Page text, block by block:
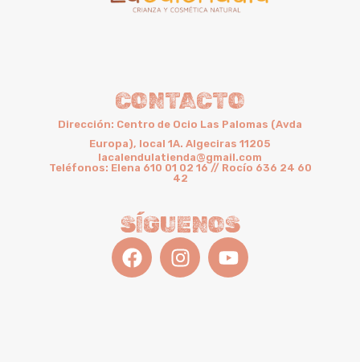
CONTACTO
Dirección: Centro de Ocio Las Palomas (Avda
Europa), local 1A. Algeciras 11205
lacalendulatienda@gmail.com
Teléfonos: Elena 610 01 02 16 // Rocío 636 24 60
42
SÍGUENOS